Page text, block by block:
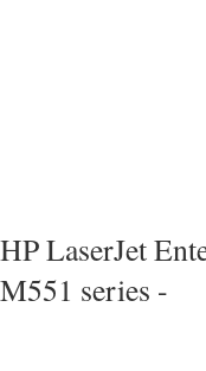
HP LaserJet
M551 series -